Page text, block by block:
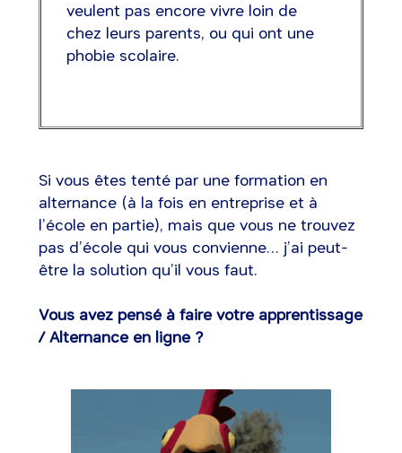
veulent pas encore vivre loin de
chez leurs parents, ou qui ont une
phobie scolaire.
Si vous êtes tenté par une formation en
alternance (à la fois en entreprise et à
l’école en partie), mais que vous ne trouvez
pas d’école qui vous convienne… j’ai peut-
être la solution qu’il vous faut.
Vous avez pensé à faire votre apprentissage
/ Alternance en ligne ?